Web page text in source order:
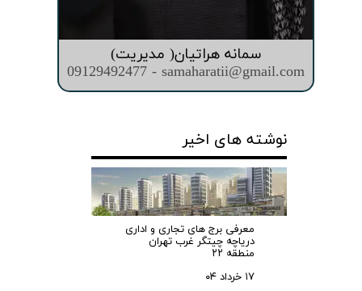
سمانه هراتیان( مدیریت)
09129492477 - samaharatii@gmail.com
نوشته های اخیر
معرفی برج های تجاری و اداری
دریاچه چیتگر غرب تهران
منطقه ۲۲
۱۷ خرداد ۰۴